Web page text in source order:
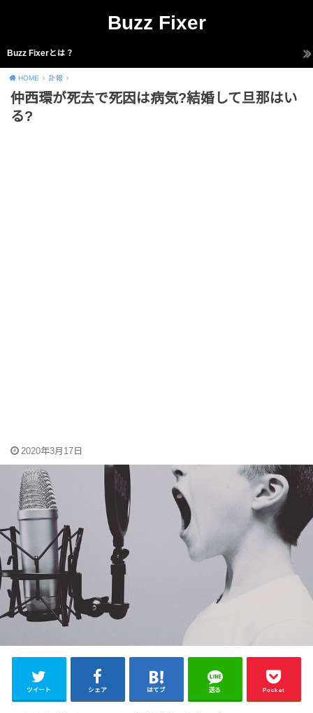
Buzz Fixer
Buzz Fixerとは？
HOME 訃報
仲西環が死去で死因は病気?結婚して旦那はい
る?
2020年3月17日
ツイート シェア はてブ 送る Pocket